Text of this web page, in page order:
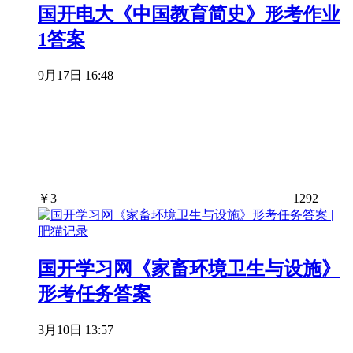
国开电大《中国教育简史》形考作业
1答案
9月17日 16:48
￥3 1292
国开学习网《家畜环境卫生与设施》
形考任务答案
3月10日 13:57